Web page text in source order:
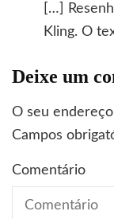
[…]
Kling. O
Deixe um
O seu
Campos
Comentário